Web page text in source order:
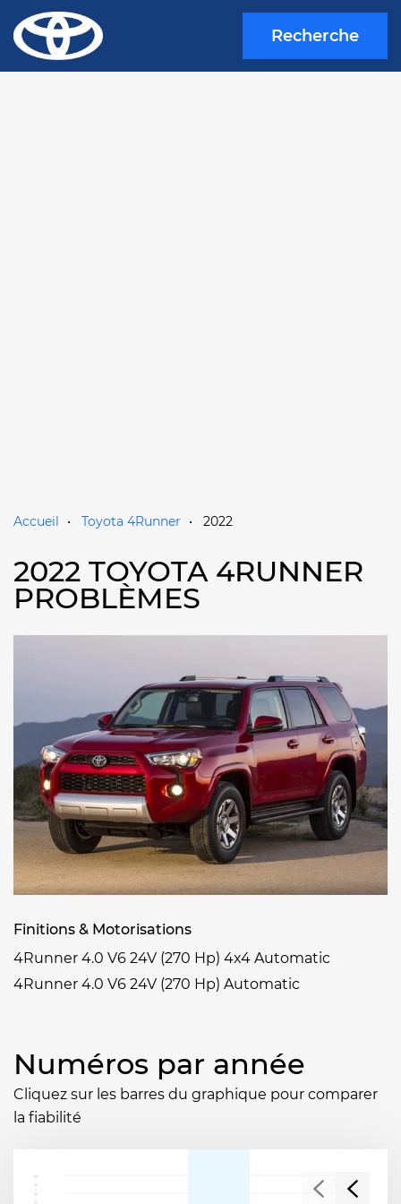
Recherche
Accueil Toyota 4Runner 2022
2022 TOYOTA 4RUNNER
PROBLÈMES
Finitions & Motorisations
4Runner 4.0 V6 24V (270 Hp) 4x4 Automatic
4Runner 4.0 V6 24V (270 Hp) Automatic
Numéros par année
Cliquez sur les barres du graphique pour comparer
la fiabilité